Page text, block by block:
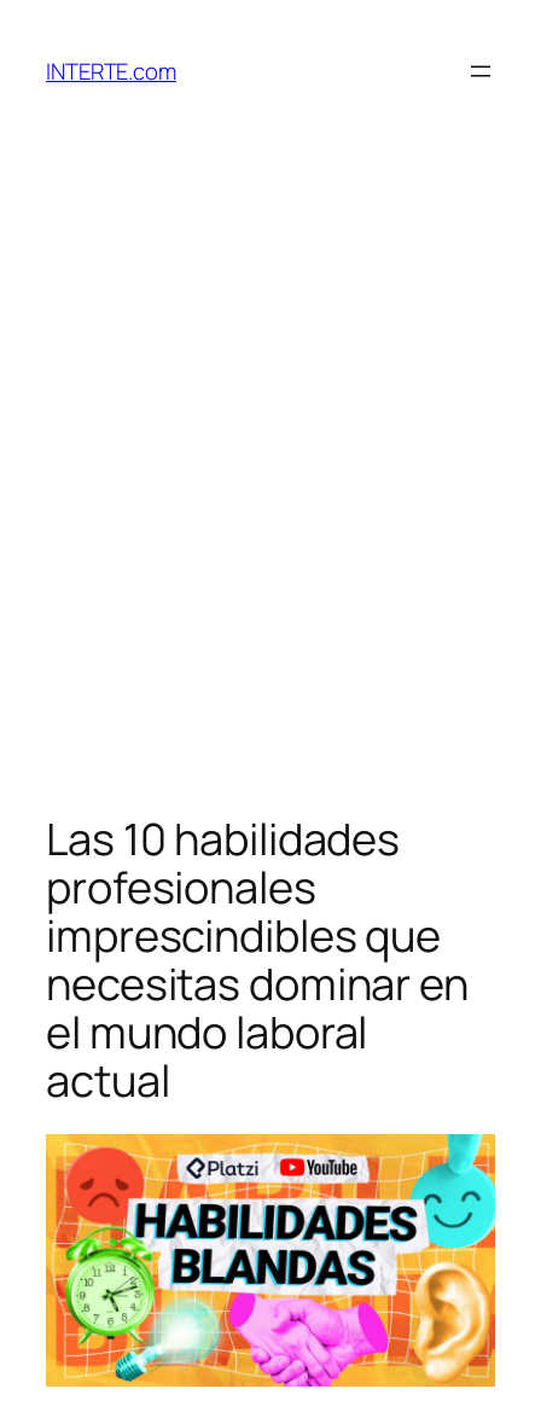
contenido
INTERTE.com
Las 10 habilidades
profesionales
imprescindibles que
necesitas dominar en
el mundo laboral
actual